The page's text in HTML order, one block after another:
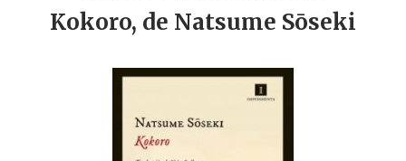
Kokoro, de Natsume Sōseki